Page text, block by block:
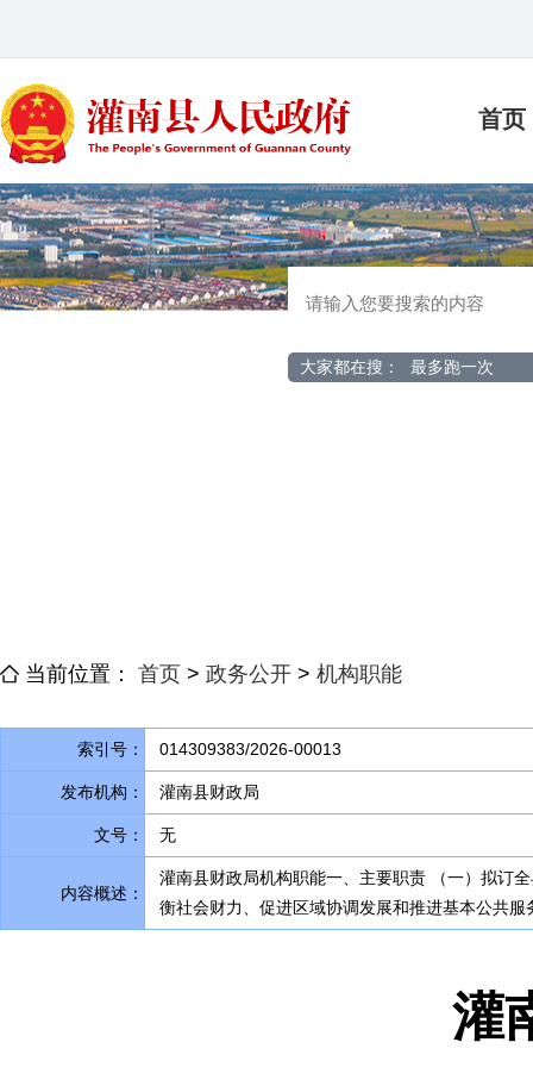
首页
大家都在搜： 最多跑一次
当前位置： 首页 > 政务公开 > 机构职能
索引号： 014309383/2026-00013
发布机构： 灌南县财政局
文号： 无
内容概述：
灌南县财政局机构职能一、主要职责 （一）拟订
衡社会财力、促进区域协调发展和推进基本公共服
灌